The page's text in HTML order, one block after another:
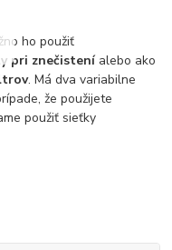
ho použiť
pri znečisteníalebo ako
. Má dva variabilne
že použijete
použiť sieťky